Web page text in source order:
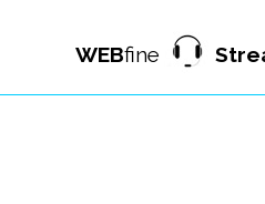
WEBfine